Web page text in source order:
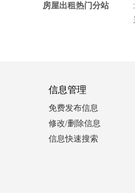
房屋出租热门分站
信息管理
免费发布信息
修改/删除信息
信息快速搜索